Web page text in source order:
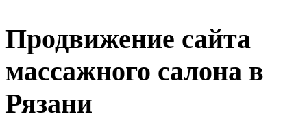
Продвижение сайта
массажного салона в
Рязани